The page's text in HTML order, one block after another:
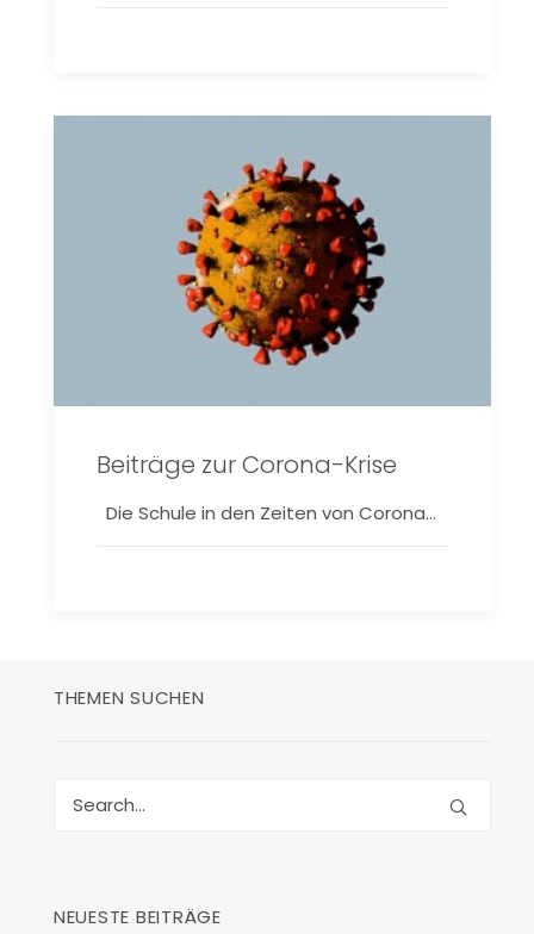
Beiträge zur Corona-Krise
Die Schule in den Zeiten von Corona…
THEMEN SUCHEN
NEUESTE BEITRÄGE